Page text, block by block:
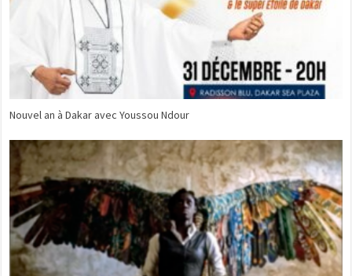
Nouvel an à Dakar avec Youssou Ndour